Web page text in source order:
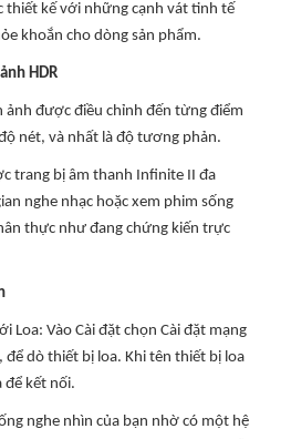
thiết kế với những cạnh vát tinh tế
khoắn cho dòng sản phẩm.
HDR
ảnh được điều chỉnh đến từng điểm
nét, và nhất là độ tương phản.
trang bị âm thanh Infinite II đa
nghe nhạc hoặc xem phim sống
thực như đang chứng kiến trực
Loa: Vào Cài đặt chọn Cài đặt mạng
để dò thiết bị loa. Khi tên thiết bị loa
để kết nối.
nghe nhìn của bạn nhờ có một hệ